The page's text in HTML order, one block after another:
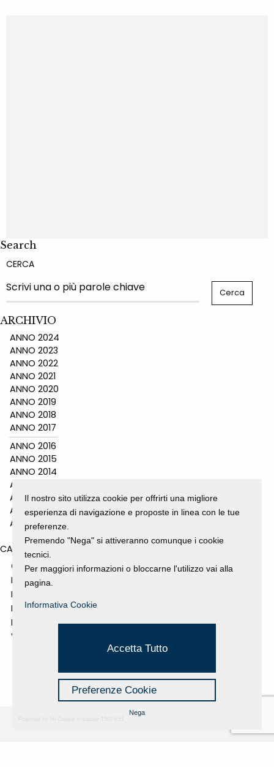
Search
CERCA
ARCHIVIO
ANNO 2024
ANNO 2023
ANNO 2022
ANNO 2021
ANNO 2020
ANNO 2019
ANNO 2018
ANNO 2017
ANNO 2016
ANNO 2015
ANNO 2014
ANNO 2011
ANNO 2010
ANNO 2009
ANNO 2008
CATEGORIES
GALLERY
MOSTRE E EVENTI
NEWS
PROGETTI SOSTENUTI
RASSEGNA STAMPA
VIDEO
Il nostro sito utilizza cookie per offrirti una migliore
esperienza di navigazione e proposte in linea con le tue
preferenze.
Premendo "Nega" si attiveranno comunque i cookie
tecnici.
Per maggiori informazioni o bloccarne l'utilizzo vai alla
pagina.
Informativa Cookie
Accetta Tutto
Preferenze Cookie
Nega